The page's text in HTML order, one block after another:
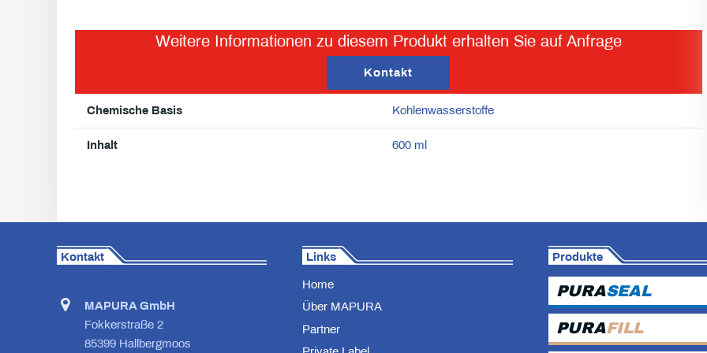
Weitere Informationen zu diesem Produkt erhalten Sie auf Anfrage
Kontakt
Chemische Basis Kohlenwasserstoffe
Inhalt 600 ml
Kontakt
MAPURA GmbH
Fokkerstraße 2
85399 Hallbergmoos
Links
Home
Über MAPURA
Partner
Produkte
PURASEAL
PURAFILL